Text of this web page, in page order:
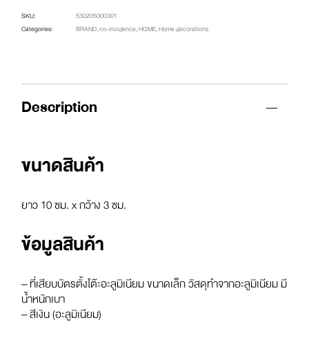
SKU:
530205000301
Categories:
BRAND,co-incidence,HOME,Home decorations
Description
ขนาดสินค้า
ยาว 10 ซม. x กว้าง 3 ซม.
ข้อมูลสินค้า
– ที่เสียบบัตรตั้งโต๊ะอะลูมิเนียม ขนาดเล็ก วัสดุทำจากอะลูมิเนียม มี
น้ำหนักเบา
– สีเงิน (อะลูมิเนียม)